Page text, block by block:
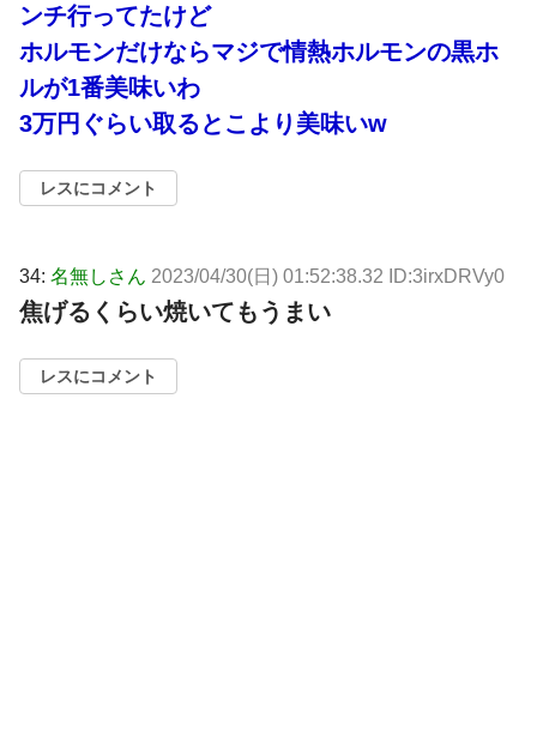
ンチ行ってたけど
ホルモンだけならマジで情熱ホルモンの黒ホ
ルが1番美味いわ
3万円ぐらい取るとこより美味いw
レスにコメント
34: 名無しさん 2023/04/30(日) 01:52:38.32 ID:3irxDRVy0
焦げるくらい焼いてもうまい
レスにコメント